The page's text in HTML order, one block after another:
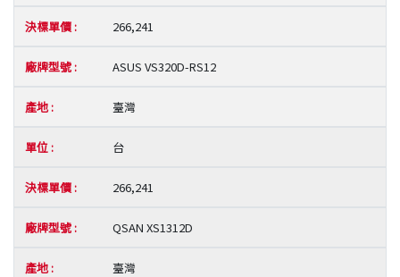
266,241
ASUS VS320D-RS12
臺灣
台
266,241
QSAN XS1312D
臺灣